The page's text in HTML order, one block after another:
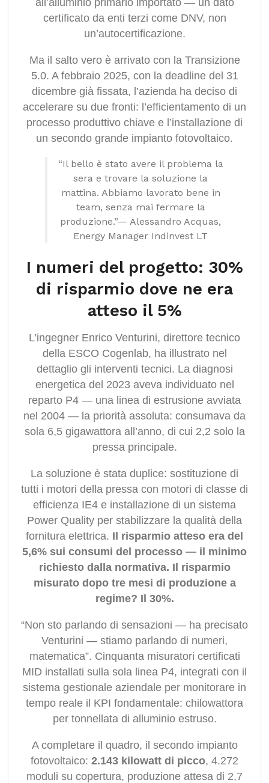
certificato da enti terzi come DNV, non
un’autocertificazione.
Ma il salto vero è arrivato con la Transizione
5.0. A febbraio 2025, con la deadline del 31
dicembre già fissata, l’azienda ha deciso di
accelerare su due fronti: l’efficientamento di un
processo produttivo chiave e l’installazione di
un secondo grande impianto fotovoltaico.
“Il bello è stato avere il problema la
sera e trovare la soluzione la
mattina. Abbiamo lavorato bene in
team, senza mai fermare la
produzione.”— Alessandro Acquas,
Energy Manager Indinvest LT
I numeri del progetto: 30%
di risparmio dove ne era
atteso il 5%
L’ingegner Enrico Venturini, direttore tecnico
della ESCO Cogenlab, ha illustrato nel
dettaglio gli interventi tecnici. La diagnosi
energetica del 2023 aveva individuato nel
reparto P4 — una linea di estrusione avviata
nel 2004 — la priorità assoluta: consumava da
sola 6,5 gigawattora all’anno, di cui 2,2 solo la
pressa principale.
La soluzione è stata duplice: sostituzione di
tutti i motori della pressa con motori di classe di
efficienza IE4 e installazione di un sistema
Power Quality per stabilizzare la qualità della
fornitura elettrica. Il risparmio atteso era del
5,6% sui consumi del processo — il minimo
richiesto dalla normativa. Il risparmio
misurato dopo tre mesi di produzione a
regime? Il 30%.
“Non sto parlando di sensazioni — ha precisato
Venturini — stiamo parlando di numeri,
matematica”. Cinquanta misuratori certificati
MID installati sulla sola linea P4, integrati con il
sistema gestionale aziendale per monitorare in
tempo reale il KPI fondamentale: chilowattora
per tonnellata di alluminio estruso.
A completare il quadro, il secondo impianto
fotovoltaico: 2.143 kilowatt di picco, 4.272
moduli su copertura, produzione attesa di 2,7